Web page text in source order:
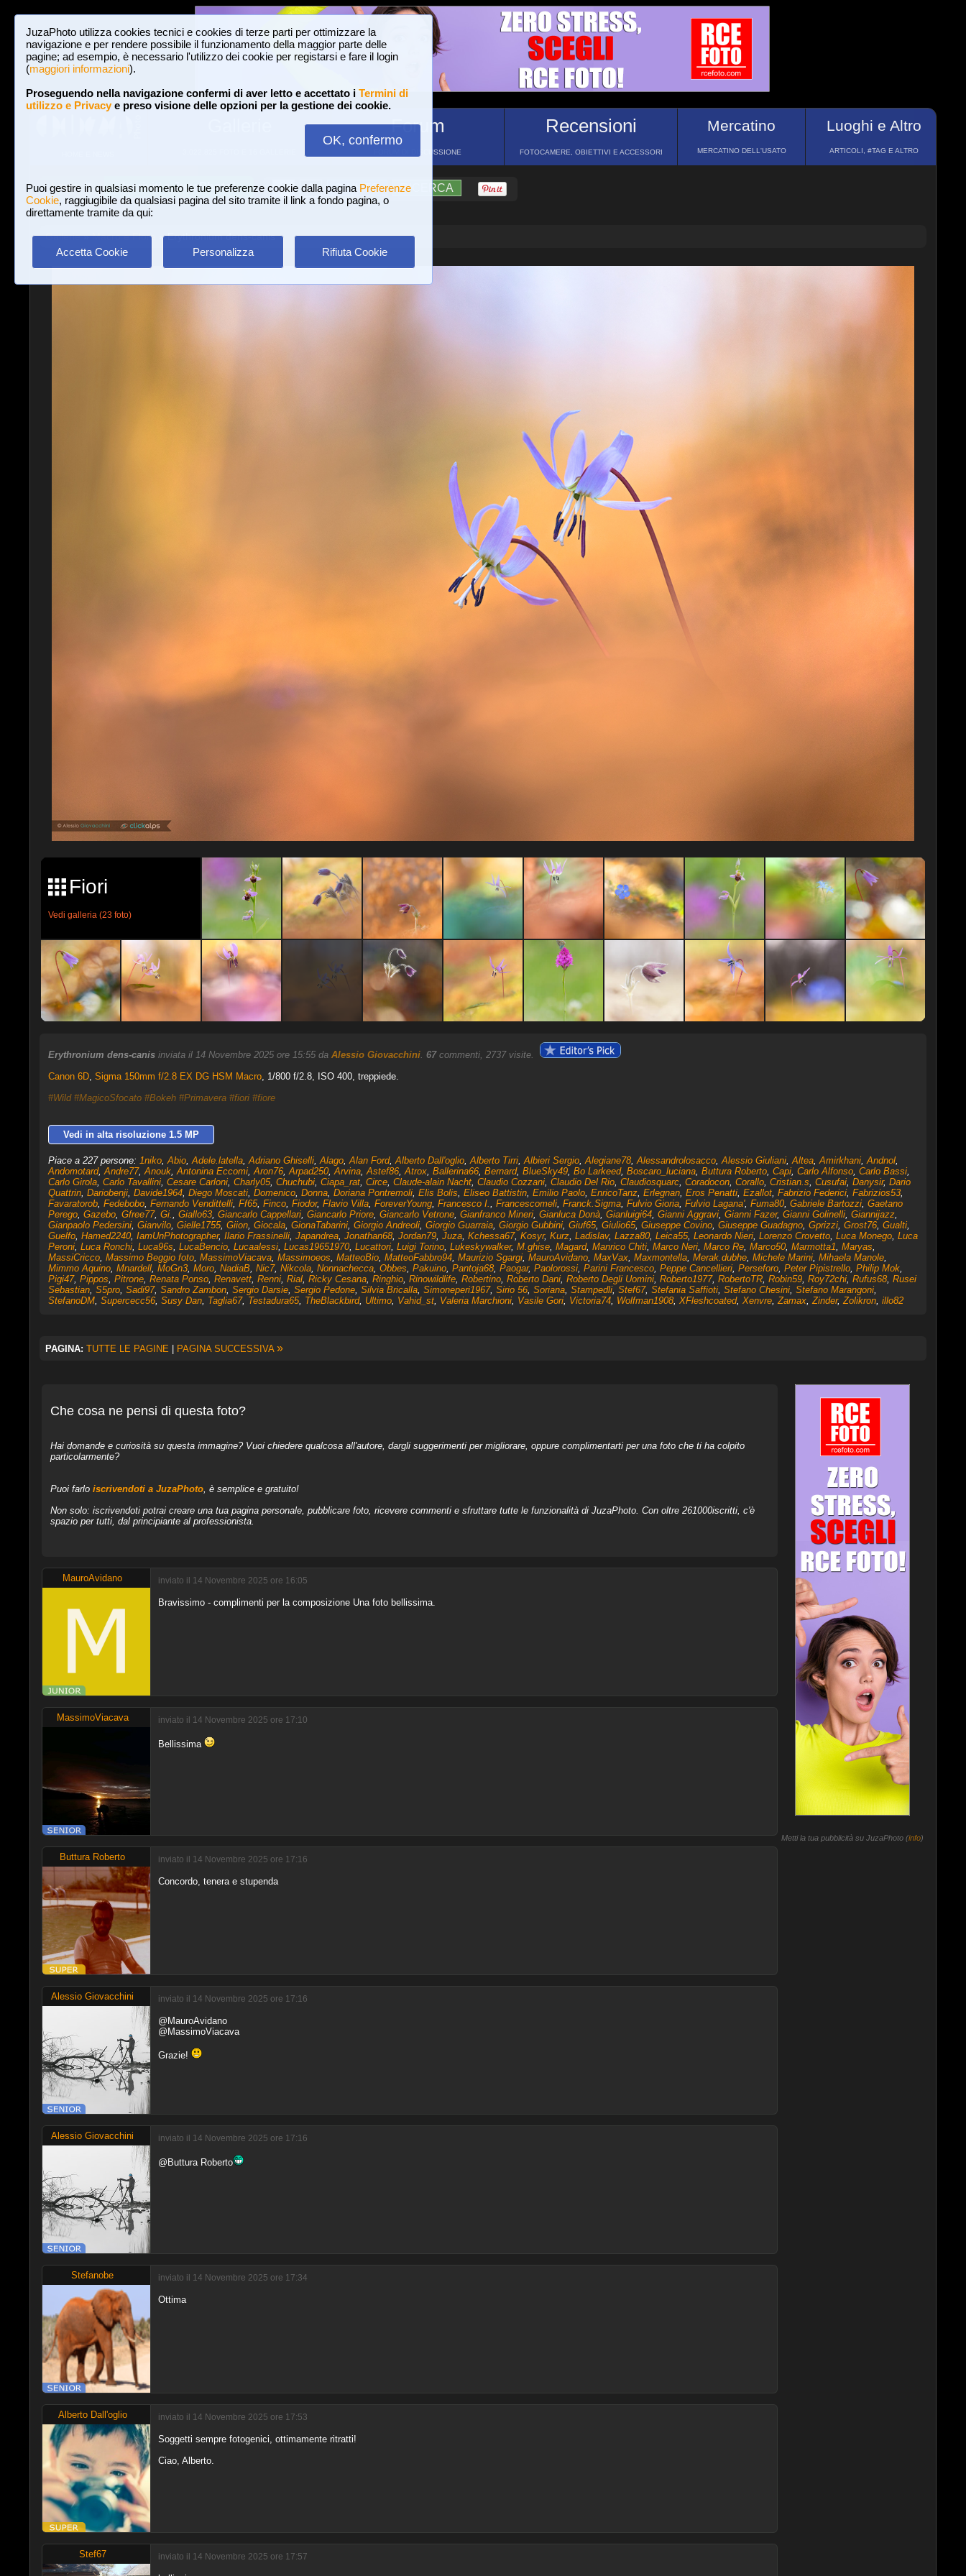
JuzaPhoto utilizza cookies tecnici e cookies di terze parti per ottimizzare la
navigazione e per rendere possibile il funzionamento della maggior parte delle
pagine; ad esempio, è necessario l'utilizzo dei cookie per registarsi e fare il login
(maggiori informazioni).
Proseguendo nella navigazione confermi di aver letto e accettato i Termini di
utilizzo e Privacye preso visione delle opzioni per la gestione dei cookie.
OK, confermo
Puoi gestire in qualsiasi momento le tue preferenze cookie dalla pagina Preferenze
Cookie, raggiugibile da qualsiasi pagina del sito tramite il link a fondo pagina, o
direttamente tramite da qui:
Accetta Cookie Personalizza Rifiuta Cookie
Forum
FORUM DI DISCUSSIONE
Recensioni
FOTOCAMERE, OBIETTIVI E ACCESSORI
Mercatino
MERCATINO DELL'USATO
Luoghi e Altro
ARTICOLI, #TAG E ALTRO
Login Iscriviti a JuzaPhoto! A A ?AIUTO RICERCA
Gallerie»Macro e Flora » Erythronium dens-canis
Fiori
Vedi galleria (23 foto)
Erythronium dens-canis inviata il 14 Novembre 2025 ore 15:55 da Alessio Giovacchini. 67commenti, 2737 visite.
Canon 6D, Sigma 150mm f/2.8 EX DG HSM Macro, 1/800 f/2.8, ISO 400, treppiede.
#Wild #MagicoSfocato #Bokeh #Primavera #fiori #fiore
Vedi in alta risoluzione 1.5 MP
Piace a 227 persone: 1niko,Abio,Adele.latella,Adriano Ghiselli,Alago,Alan Ford,Alberto Dall'oglio,Alberto Tirri,Albieri Sergio,Alegiane78,Alessandrolosacco,Alessio Giuliani,Altea,Amirkhani,Andnol,
Andomotard,Andre77,Anouk,Antonina Eccomi,Aron76,Arpad250,Arvina,Astef86,Atrox, Ballerina66, Bernard, BlueSky49, Bo Larkeed, Boscaro_luciana, Buttura Roberto, Capi, Carlo Alfonso, Carlo Bassi,
Carlo Girola, Carlo Tavallini, Cesare Carloni, Charly05, Chuchubi, Ciapa_rat, Circe, Claude-alain Nacht, Claudio Cozzani, Claudio Del Rio, Claudiosquarc, Coradocon, Corallo, Cristian.s, Cusufai, Danysir, Dario
Quattrin, Dariobenji, Davide1964, Diego Moscati, Domenico, Donna, Doriana Pontremoli, Elis Bolis, Eliseo Battistin, Emilio Paolo, EnricoTanz, Erlegnan, Eros Penatti, Ezallot, Fabrizio Federici, Fabrizios53,
Favaratorob, Fedebobo, Fernando Vendittelli, Ff65, Finco, Fiodor, Flavio Villa, ForeverYoung, Francesco I., Francescomeli, Franck.Sigma, Fulvio Gioria, Fulvio Lagana', Fuma80, Gabriele Bartozzi, Gaetano
Perego, Gazebo, Gfree77, Gi., Giallo63, Giancarlo Cappellari, Giancarlo Priore, Giancarlo Vetrone, Gianfranco Mineri, Gianluca Donà, Gianluigi64, Gianni Aggravi, Gianni Fazer, Gianni Golinelli, Giannijazz,
Gianpaolo Pedersini, Gianvilo, Gielle1755, Giion, Giocala, GionaTabarini, Giorgio Andreoli, Giorgio Guarraia, Giorgio Gubbini, Giuf65, Giulio65, Giuseppe Covino, Giuseppe Guadagno, Gprizzi, Grost76, Gualti,
Guelfo, Hamed2240, IamUnPhotographer, Ilario Frassinelli, Japandrea, Jonathan68, Jordan79, Juza, Kchessa67, Kosyr, Kurz, Ladislav, Lazza80, Leica55, Leonardo Nieri, Lorenzo Crovetto, Luca Monego, Luca
Peroni, Luca Ronchi, Luca96s, LucaBencio, Lucaalessi, Lucas19651970, Lucattori, Luigi Torino, Lukeskywalker, M.ghise, Magard, Manrico Chiti, Marco Neri, Marco Re, Marco50, Marmotta1, Maryas,
MassiCricco, Massimo Beggio foto, MassimoViacava, Massimoeos, MatteoBio, MatteoFabbro94, Maurizio Sgargi, MauroAvidano, MaxVax, Maxmontella, Merak.dubhe, Michele Marini, Mihaela Manole,
Mimmo Aquino, Mnardell, MoGn3, Moro, NadiaB, Nic7, Nikcola, Nonnachecca, Obbes, Pakuino, Pantoja68, Paogar, Paolorossi, Parini Francesco, Peppe Cancellieri, Perseforo, Peter Pipistrello, Philip Mok,
Pigi47, Pippos, Pitrone, Renata Ponso, Renavett, Renni, Rial, Ricky Cesana, Ringhio, Rinowildlife, Robertino, Roberto Dani, Roberto Degli Uomini, Roberto1977, RobertoTR, Robin59, Roy72chi, Rufus68, Rusei
Sebastian, S5pro, Sadi97, Sandro Zambon, Sergio Darsie, Sergio Pedone, Silvia Bricalla, Simoneperi1967, Sirio 56, Soriana, Stampedli, Stef67, Stefania Saffioti, Stefano Chesini, Stefano Marangoni,
StefanoDM, Supercecc56, Susy Dan, Taglia67, Testadura65, TheBlackbird, Ultimo, Vahid_st, Valeria Marchioni, Vasile Gori, Victoria74, Wolfman1908, XFleshcoated, Xenvre,Zamax,Zinder,Zolikron, illo82
PAGINA: TUTTE LE PAGINE PAGINA SUCCESSIVA »
Che cosa ne pensi di questa foto?
Hai domande e curiosità su questa immagine? Vuoi chiedere qualcosa all'autore, dargli suggerimenti per migliorare, oppure complimentarti per una foto che ti ha colpito
particolarmente?
Puoi farlo iscrivendoti a JuzaPhoto, è semplice e gratuito!
Non solo: iscrivendoti potrai creare una tua pagina personale, pubblicare foto, ricevere commenti e sfruttare tutte le funzionalità di JuzaPhoto. Con oltre 261000iscritti, c'è
spazio per tutti, dal principiante al professionista.
MauroAvidano inviato il 14 Novembre 2025 ore 16:05
Bravissimo - complimenti per la composizione Una foto bellissima.
MassimoViacava inviato il 14 Novembre 2025 ore 17:10
Bellissima
Buttura Roberto inviato il 14 Novembre 2025 ore 17:16
Concordo, tenera e stupenda
Alessio Giovacchini inviato il 14 Novembre 2025 ore 17:16
@MauroAvidano
@MassimoViacava
Grazie!
Alessio Giovacchini inviato il 14 Novembre 2025 ore 17:16
@Buttura Roberto
Stefanobe inviato il 14 Novembre 2025 ore 17:34
Ottima
Alberto Dall'oglio inviato il 14 Novembre 2025 ore 17:53
Soggetti sempre fotogenici, ottimamente ritratti!
Ciao, Alberto.
Stef67 inviato il 14 Novembre 2025 ore 17:57
Metti la tua pubblicità su JuzaPhoto (info)